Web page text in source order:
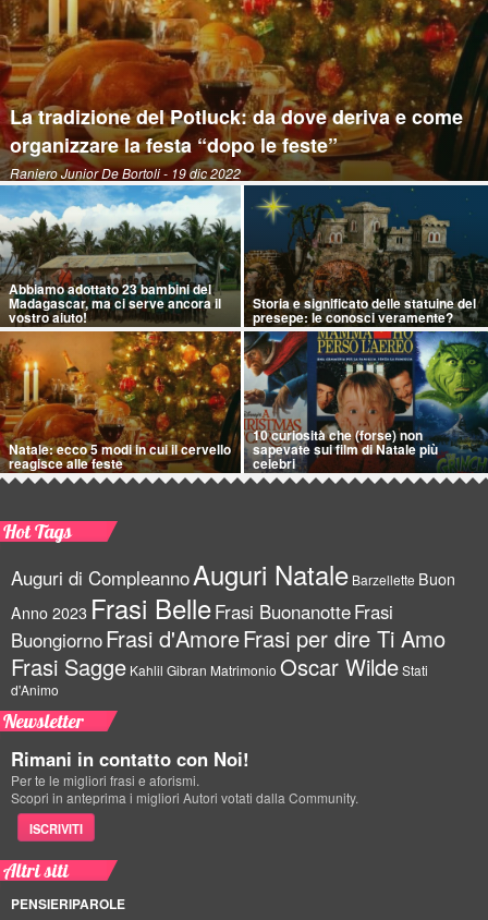
La tradizione del Potluck: da dove deriva e come
organizzare la festa “dopo le feste”
Raniero Junior De Bortoli- 19 dic 2022
Abbiamo adottato 23 bambini del
Madagascar, ma ci serve ancora il
vostro aiuto!
Storia e significato delle statuine del
presepe: le conosci veramente?
Natale: ecco 5 modi in cui il cervello
reagisce alle feste
10 curiosità che (forse) non
sapevate sui film di Natale più
celebri
Hot Tags
Auguri di CompleannoAuguri Natale Barzellette Buon
Anno 2023 Frasi BelleFrasi BuonanotteFrasi
BuongiornoFrasi d'AmoreFrasi per dire Ti Amo
Frasi Sagge Kahlil Gibran Matrimonio Oscar WildeStati
d'Animo
Newsletter
Rimani in contatto con Noi!
Per te le migliori frasi e aforismi.
Scopri in anteprima i migliori Autori votati dalla Community.
ISCRIVITI
Altri siti
PENSIERIPAROLE